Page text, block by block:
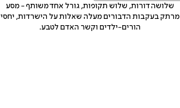
שלושה דורות, שלוש תקופות, גורל אחד משותף - מסע
מרתק בעקבות הדבורים מעלה שאלות על הישרדות, יחסי
הורים-ילדים וקשר האדם לטבע.